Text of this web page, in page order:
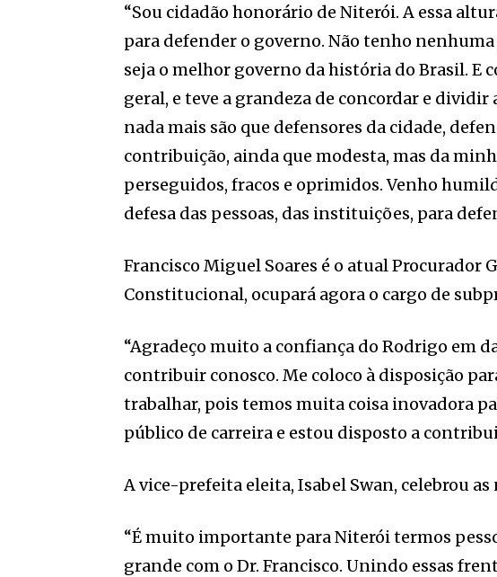
“Sou cidadão honorário de Niterói. A essa
para defender o governo. Não tenho
seja o melhor governo da história do Brasil. E
geral, e teve a grandeza de concordar e
nada mais são que defensores da cidade,
contribuição, ainda que modesta, mas da
perseguidos, fracos e oprimidos. Venho
defesa das pessoas, das instituições, para
Francisco Miguel Soares é o atual
Constitucional, ocupará agora o cargo de
“Agradeço muito a confiança do Rodrigo em
contribuir conosco. Me coloco à disposição
trabalhar, pois temos muita coisa inovadora
público de carreira e estou disposto a
A vice-prefeita eleita, Isabel Swan, celebrou as
“É muito importante para Niterói termos
grande com o Dr. Francisco. Unindo essas